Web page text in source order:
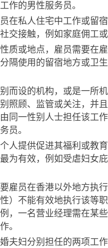
作的男性服务员。
在私人住宅中工作或留
交接触，例如家庭佣工或
质或地点，雇员需要在
隔使用的留宿地方或卫
而设的机构，或是一所
照顾、监管或关注，并
同一性别人士担任该工
员。
人提供促进其福利或教
为有效，例如受虐妇女
雇员在香港以外地方执
）不能有效地执行该等
，一名营业经理需在某
。
夫妇分别担任的两项工